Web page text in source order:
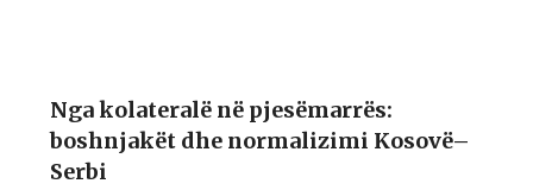
Nga kolateralë në pjesëmarrës:
boshnjakët dhe normalizimi Kosovë–
Serbi